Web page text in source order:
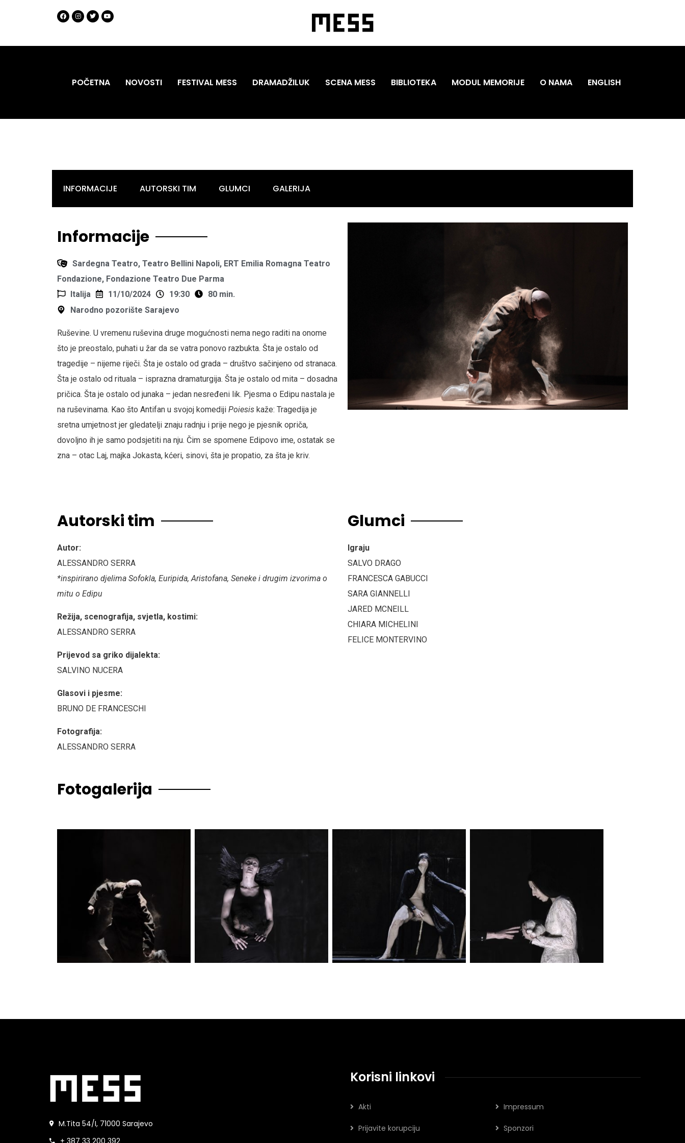
POČETNA NOVOSTI FESTIVAL MESS DRAMADŽILUK SCENA MESS BIBLIOTEKA MODUL MEMORIJE O NAMA ENGLISH
INFORMACIJE AUTORSKI TIM GLUMCI GALERIJA
Informacije
Sardegna Teatro, Teatro Bellini Napoli, ERT Emilia Romagna Teatro
Fondazione, Fondazione Teatro Due Parma
Italija
11/10/2024 19:30
80 min.
Narodno pozorište Sarajevo
Ruševine. U vremenu ruševina druge mogućnosti nema nego raditi na onome
što je preostalo, puhati u žar da se vatra ponovo razbukta. Šta je ostalo od
tragedije – nijeme riječi. Šta je ostalo od grada – društvo sačinjeno od stranaca.
Šta je ostalo od rituala – isprazna dramaturgija. Šta je ostalo od mita – dosadna
pričica. Šta je ostalo od junaka – jedan nesređeni lik. Pjesma o Edipu nastala je
na ruševinama. Kao što Antifan u svojoj komediji Poiesis kaže: Tragedija je
sretna umjetnost jer gledatelji znaju radnju i prije nego je pjesnik opriča,
dovoljno ih je samo podsjetiti na nju. Čim se spomene Edipovo ime, ostatak se
zna – otac Laj, majka Jokasta, kćeri, sinovi, šta je propatio, za šta je kriv.
Autorski tim
Autor:
ALESSANDRO SERRA
*inspirirano djelima Sofokla, Euripida, Aristofana, Seneke i drugim izvorima o
mitu o Edipu
Režija, scenografija, svjetla, kostimi:
ALESSANDRO SERRA
Prijevod sa griko dijalekta:
SALVINO NUCERA
Glasovi i pjesme:
BRUNO DE FRANCESCHI
Fotografija:
ALESSANDRO SERRA
Glumci
Igraju
SALVO DRAGO
FRANCESCA GABUCCI
SARA GIANNELLI
JARED MCNEILL
CHIARA MICHELINI
FELICE MONTERVINO
Fotogalerija
M.Tita 54/I, 71000 Sarajevo
Korisni linkovi
Akti Impressum
Prijavite korupciju Sponzori